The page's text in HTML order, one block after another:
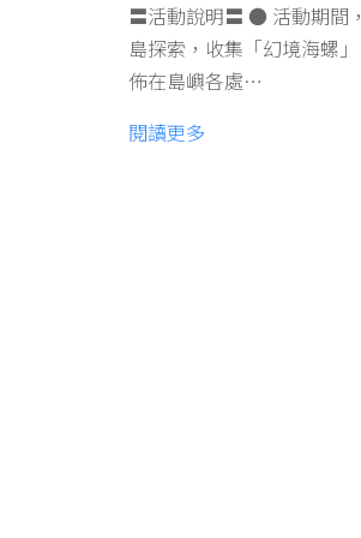
〓活動說明〓 ● 活動期間
島探索，收集「幻境海螺
佈在島嶼各處…
閱讀更多